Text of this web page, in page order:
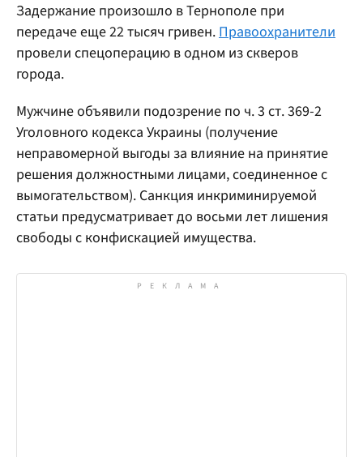
Задержание произошло в Тернополе при
передаче еще 22 тысяч гривен.Правоохранители
провели спецоперацию в одном из скверов
города.
Мужчине объявили подозрение по ч. 3 ст. 369-2
Уголовного кодекса Украины (получение
неправомерной выгоды за влияние на принятие
решения должностными лицами, соединенное с
вымогательством). Санкция инкриминируемой
статьи предусматривает до восьми лет лишения
свободы с конфискацией имущества.